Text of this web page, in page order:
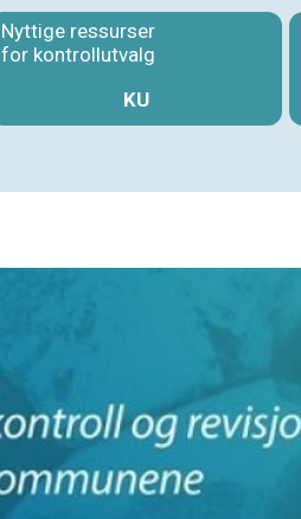
Nyttige ressurser
for kontrollutvalg
KU